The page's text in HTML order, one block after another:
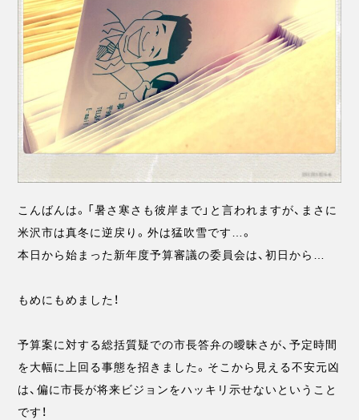
こんばんは。「暑さ寒さも彼岸まで」と言われますが、まさに
米沢市は真冬に逆戻り。外は猛吹雪です…。
本日から始まった新年度予算審議の委員会は、初日から…
もめにもめました！
予算案に対する総括質疑での市長答弁の曖昧さが、予定時間
を大幅に上回る事態を招きました。そこから見える不安元凶
は、偏に市長が将来ビジョンをハッキリ示せないということ
です！